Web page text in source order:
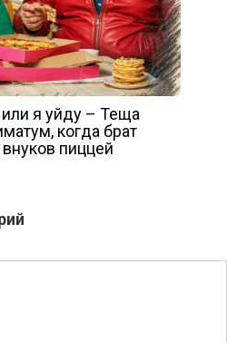
я уйду – Теща
когда брат
пиццей